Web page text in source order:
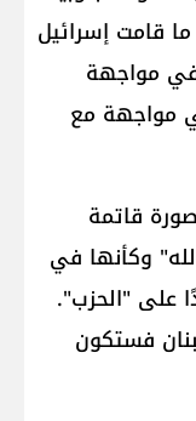
قامت إسرائيل
مواجهة
مواجهة مع
قاتمة
وكأنها في
على "الحزب".
فستكون